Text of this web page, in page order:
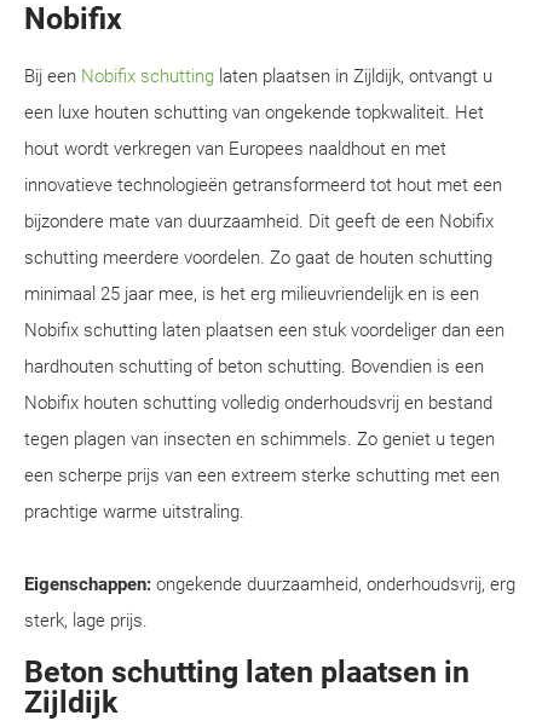
Nobifix
Bij een Nobifix schutting laten plaatsen in Zijldijk, ontvangt u
een luxe houten schutting van ongekende topkwaliteit. Het
hout wordt verkregen van Europees naaldhout en met
innovatieve technologieën getransformeerd tot hout met een
bijzondere mate van duurzaamheid. Dit geeft de een Nobifix
schutting meerdere voordelen. Zo gaat de houten schutting
minimaal 25 jaar mee, is het erg milieuvriendelijk en is een
Nobifix schutting laten plaatsen een stuk voordeliger dan een
hardhouten schutting of beton schutting. Bovendien is een
Nobifix houten schutting volledig onderhoudsvrij en bestand
tegen plagen van insecten en schimmels. Zo geniet u tegen
een scherpe prijs van een extreem sterke schutting met een
prachtige warme uitstraling.
Eigenschappen: ongekende duurzaamheid, onderhoudsvrij, erg
sterk, lage prijs.
Beton schutting laten plaatsen in
Zijldijk